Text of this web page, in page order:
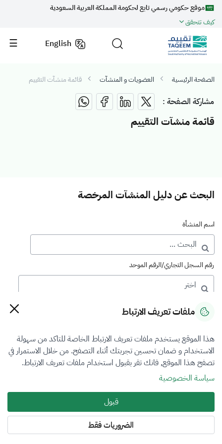
موقع حكومي رسمي تابع لحكومة المملكة العربية السعودية
كيف تتحقق
English
الصفحة الرئيسية العضويات و المنشآت قائمة منشآت التقييم
مشاركة الصفحة :
قائمة منشآت التقييم
البحث عن دليل المنشآت المرخصة
اسم المنشأة
رقم السجل التجاري/الرقم الموحد
رقم الترخيص
التصنيف
VFR1
فرع التقييم
ملفات تعريف الارتباط
هذا الموقع يستخدم ملفات تعريف الارتباط الخاصة للتاكد من سهولة
الاستخدام و ضمان تحسين تجربتك أثناء التصفح. من خلال الاستمرار في
تصفح هذا الموقع, فانك تقر بقبول استخدام ملفات تعريف الارتباط.
سياسة الخصوصية
قبول
الضروريات فقط